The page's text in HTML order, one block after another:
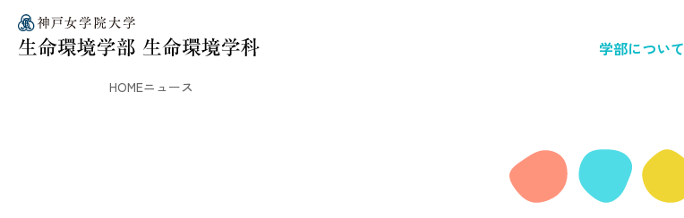
学部について
HOMEニュース